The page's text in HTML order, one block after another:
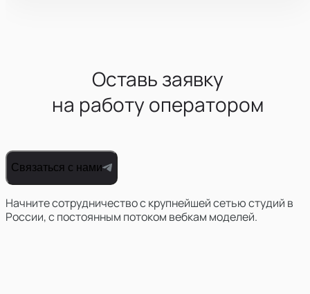
Оставь заявку
на работу оператором
Связаться с нами
Начните сотрудничество с крупнейшей сетью студий в
России, с постоянным потоком вебкам моделей.